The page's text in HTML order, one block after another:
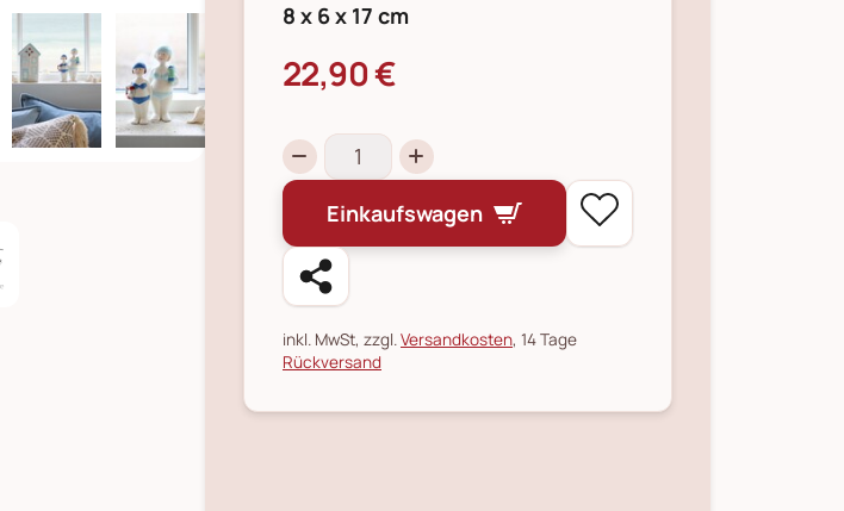
8 x 6 x 17 cm
22,90 €
Einkaufswagen
inkl. MwSt, zzgl.Versandkosten, 14 Tage
Rückversand